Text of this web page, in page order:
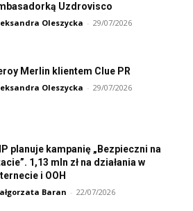
Uzdrovisco
Oleszycka - 29/07/2026
Merlin klientem Clue PR
Oleszycka - 29/07/2026
planuje kampanię „Bezpieczni na
1,13 mln zł na działania w
i OOH
Baran - 22/07/2026